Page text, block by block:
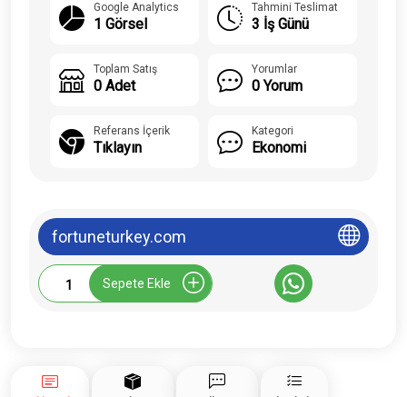
Google Analytics
1 Görsel
Tahmini Teslimat
3 İş Günü
Toplam Satış
0 Adet
Yorumlar
0 Yorum
Referans İçerik
Tıklayın
Kategori
Ekonomi
fortuneturkey.com
Fortuneturkey.com
Bülten
Sepete Ekle